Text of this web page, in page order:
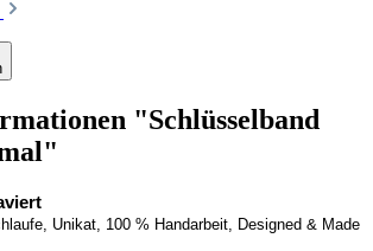
"Schlüsselband
, Unikat, 100 % Handarbeit, Designed & Made